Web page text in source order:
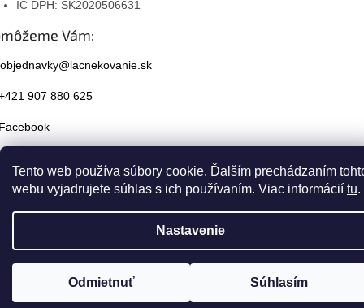
Tento web používa súbory cookie. Ďalším prechádzaním
webu vyjadrujete súhlas s ich používaním. Viac informácií tu.
Nastavenie
Odmietnuť Súhlasím
IČ DPH: SK2020506631
Vám:
objednavky@lacnekovanie.sk
907 880 625